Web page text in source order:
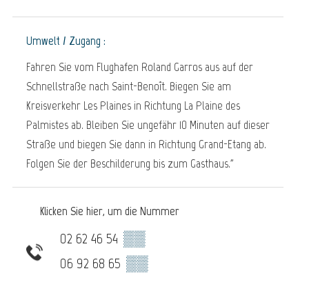
Umwelt / Zugang :
Fahren Sie vom Flughafen Roland Garros aus auf der
Schnellstraße nach Saint-Benoît. Biegen Sie am
Kreisverkehr Les Plaines in Richtung La Plaine des
Palmistes ab. Bleiben Sie ungefähr 10 Minuten auf dieser
Straße und biegen Sie dann in Richtung Grand-Etang ab.
Folgen Sie der Beschilderung bis zum Gasthaus."
Klicken Sie hier, um die Nummer
02 62 46 54 ▒▒
06 92 68 65 ▒▒